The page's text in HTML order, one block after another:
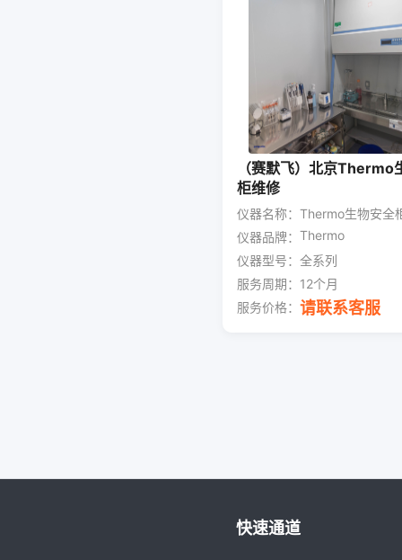
（赛默飞）北京Thermo
柜维修
仪器名称： Thermo生物安全
仪器品牌： Thermo
仪器型号： 全系列
服务周期： 12个月
服务价格： 请联系客服
快速通道